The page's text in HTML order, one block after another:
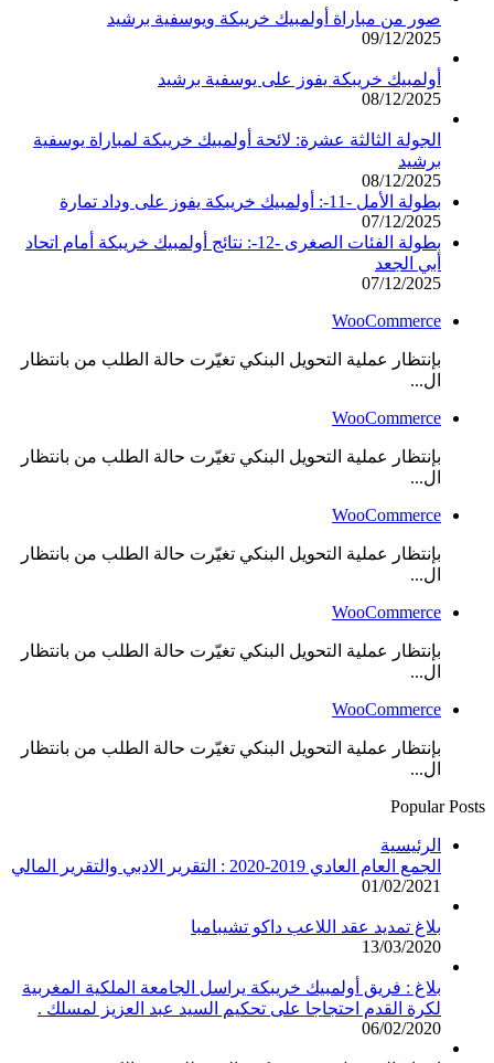
صور من مباراة أولمبيك خريبكة ويوسفية برشيد
09/12/2025
أولمبيك خريبكة يفوز على يوسفية برشيد
08/12/2025
الجولة الثالثة عشرة: لائحة أولمبيك خريبكة لمباراة يوسفية
برشيد
08/12/2025
بطولة الأمل -11-: أولمبيك خريبكة يفوز على وداد تمارة
07/12/2025
بطولة الفئات الصغرى -12-: نتائج أولمبيك خريبكة أمام اتحاد
أبي الجعد
07/12/2025
WooCommerce
بإنتظار عملية التحويل البنكي تغيّرت حالة الطلب من بانتظار
ال...
WooCommerce
بإنتظار عملية التحويل البنكي تغيّرت حالة الطلب من بانتظار
ال...
WooCommerce
بإنتظار عملية التحويل البنكي تغيّرت حالة الطلب من بانتظار
ال...
WooCommerce
بإنتظار عملية التحويل البنكي تغيّرت حالة الطلب من بانتظار
ال...
WooCommerce
بإنتظار عملية التحويل البنكي تغيّرت حالة الطلب من بانتظار
ال...
Popular Posts
الرئيسية
الجمع العام العادي 2019-2020 : التقرير الادبي والتقرير المالي
01/02/2021
بلاغ تمديد عقد اللاعب داكو تشيبامبا
13/03/2020
بلاغ : فريق أولمبيك خريبكة يراسل الجامعة الملكية المغربية
لكرة القدم احتجاجا على تحكيم السيد عبد العزيز لمسلك .
06/02/2020